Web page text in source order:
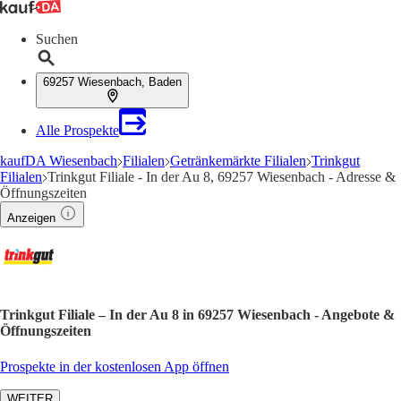
Suchen
69257 Wiesenbach, Baden
Alle Prospekte
kaufDA Wiesenbach Filialen Getränkemärkte Filialen Trinkgut
Filialen Trinkgut Filiale - In der Au 8, 69257 Wiesenbach - Adresse &
Öffnungszeiten
Anzeigen
Trinkgut Filiale – In der Au 8 in 69257 Wiesenbach - Angebote &
Öffnungszeiten
Prospekte in der kostenlosen App öffnen